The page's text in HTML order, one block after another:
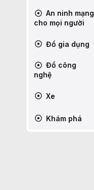
An ninh mạng
cho mọi người
Đồ gia dụng
Đồ công
nghệ
Xe
Khám phá